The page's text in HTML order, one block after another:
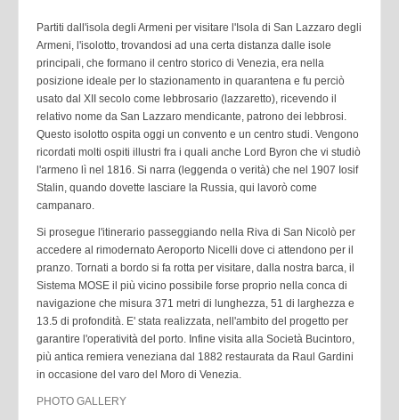
Partiti dall'isola degli Armeni per visitare l'Isola di San Lazzaro degli
Armeni, l'isolotto, trovandosi ad una certa distanza dalle isole
principali, che formano il centro storico di Venezia, era nella
posizione ideale per lo stazionamento in quarantena e fu perciò
usato dal XII secolo come lebbrosario (lazzaretto), ricevendo il
relativo nome da San Lazzaro mendicante, patrono dei lebbrosi.
Questo isolotto ospita oggi un convento e un centro studi. Vengono
ricordati molti ospiti illustri fra i quali anche Lord Byron che vi studiò
l'armeno lì nel 1816. Si narra (leggenda o verità) che nel 1907 Iosif
Stalin, quando dovette lasciare la Russia, qui lavorò come
campanaro.
Si prosegue l'itinerario passeggiando nella Riva di San Nicolò per
accedere al rimodernato Aeroporto Nicelli dove ci attendono per il
pranzo. Tornati a bordo si fa rotta per visitare, dalla nostra barca, il
Sistema MOSE il più vicino possibile forse proprio nella conca di
navigazione che misura 371 metri di lunghezza, 51 di larghezza e
13.5 di profondità. E' stata realizzata, nell'ambito del progetto per
garantire l'operatività del porto. Infine visita alla Società Bucintoro,
più antica remiera veneziana dal 1882 restaurata da Raul Gardini
in occasione del varo del Moro di Venezia.
PHOTO GALLERY